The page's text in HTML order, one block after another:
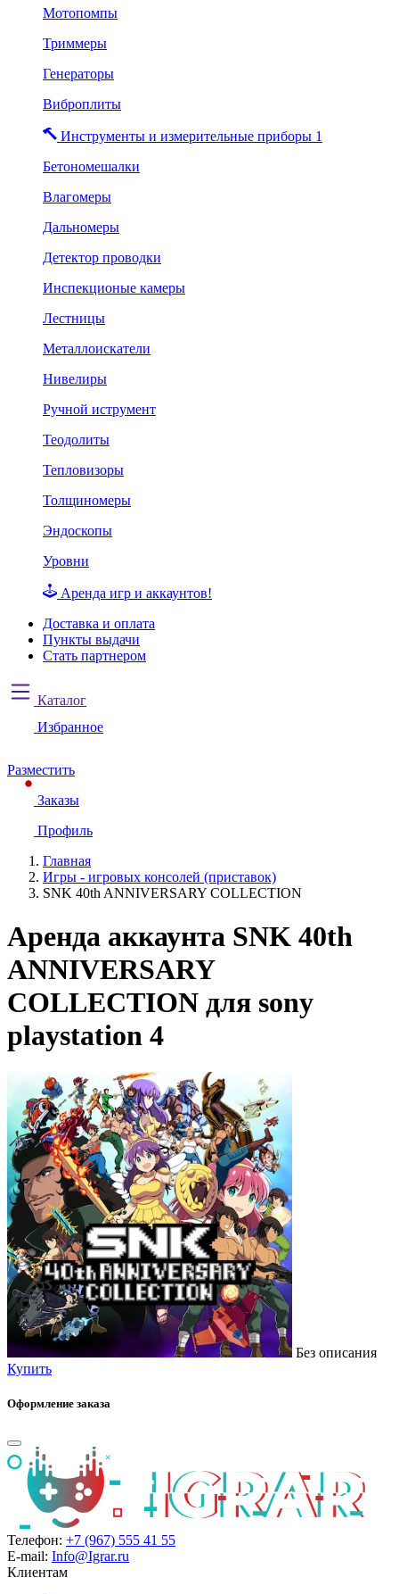
Мотопомпы
Триммеры
Генераторы
Виброплиты
Инструменты и измерительные приборы 1
Бетономешалки
Влагомеры
Дальномеры
Детектор проводки
Инспекционые камеры
Лестницы
Металлоискатели
Нивелиры
Ручной иструмент
Теодолиты
Тепловизоры
Толщиномеры
Эндоскопы
Уровни
Аренда игр и аккаунтов!
Доставка и оплата
Пункты выдачи
Стать партнером
Каталог
Избранное
Разместить
Заказы
Профиль
Главная
Игры - игровых консолей (приставок)
SNK 40th ANNIVERSARY COLLECTION
Аренда аккаунта SNK 40th
ANNIVERSARY
COLLECTION для sony
playstation 4
Без описания
Купить
Оформление заказа
Телефон: +7 (967) 555 41 55
E-mail: Info@Igrar.ru
Клиентам